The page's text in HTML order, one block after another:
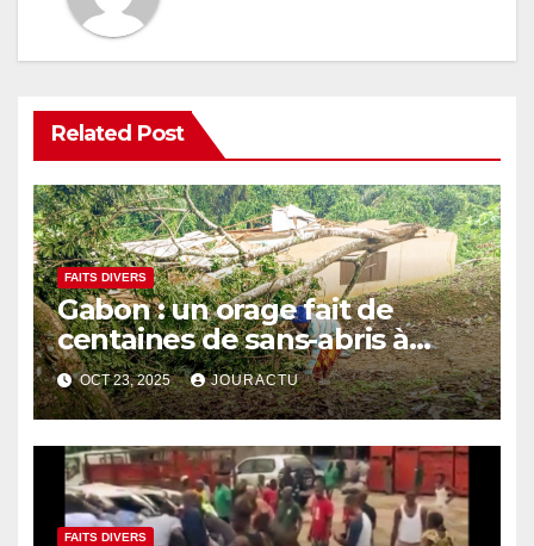
Related Post
FAITS DIVERS
Gabon : un orage fait de
centaines de sans-abris à
Bitam
OCT 23, 2025 JOURACTU
FAITS DIVERS